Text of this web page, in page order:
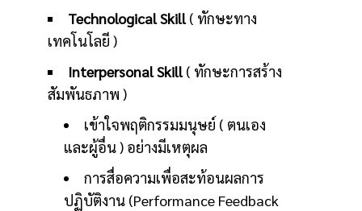
Technological Skill( ทักษะทาง
เทคโนโลยี )
Interpersonal Skill( ทักษะการสร้าง
สัมพันธภาพ )
เข้าใจพฤติกรรมมนุษย์ ( ตนเอง
และผู้อื่น ) อย่างมีเหตุผล
การสื่อความเพื่อสะท้อนผลการ
ปฏิบัติงาน (Performance Feedback